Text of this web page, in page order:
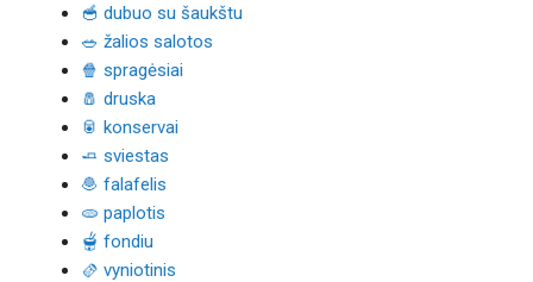
🥣 dubuo su šaukštu
🥗 žalios salotos
🍿 spragėsiai
🧂 druska
🥫 konservai
🧈 sviestas
🧆 falafelis
🫓 paplotis
🫕 fondiu
🫔 vyniotinis